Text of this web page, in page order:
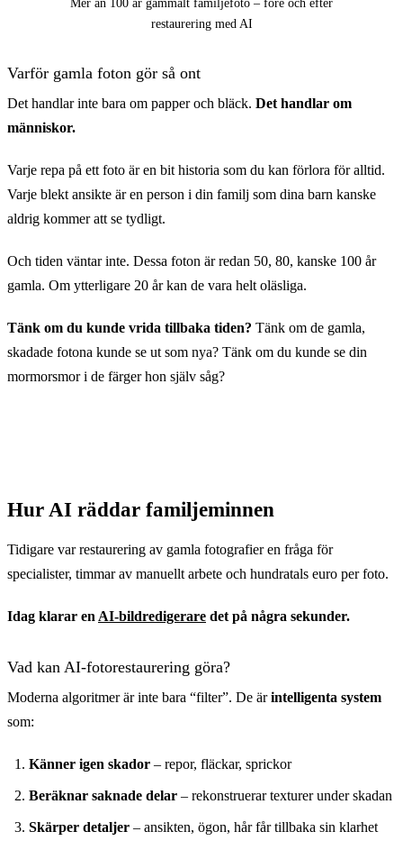
Före
Mer än 100 år gammalt familjefoto – före och efter
restaurering med AI
Varför gamla foton gör så ont
Det handlar inte bara om papper och bläck. Det handlar om
människor.
Varje repa på ett foto är en bit historia som du kan förlora för alltid.
Varje blekt ansikte är en person i din familj som dina barn kanske
aldrig kommer att se tydligt.
Och tiden väntar inte. Dessa foton är redan 50, 80, kanske 100 år
gamla. Om ytterligare 20 år kan de vara helt oläsliga.
Tänk om du kunde vrida tillbaka tiden? Tänk om de gamla,
skadade fotona kunde se ut som nya? Tänk om du kunde se din
mormorsmor i de färger hon själv såg?
Hur AI räddar familjeminnen
Tidigare var restaurering av gamla fotografier en fråga för
specialister, timmar av manuellt arbete och hundratals euro per foto.
Idag klarar en AI-bildredigerare det på några sekunder.
Vad kan AI-fotorestaurering göra?
Moderna algoritmer är inte bara “filter”. De ärintelligenta system
som:
Känner igen skador – repor, fläckar, sprickor
Beräknar saknade delar – rekonstruerar texturer under skadan
Skärper detaljer – ansikten, ögon, hår får tillbaka sin klarhet